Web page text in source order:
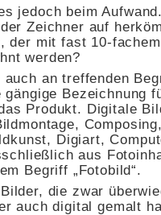
jedoch beim
Zeichner auf
der mit fast 10-
werden?
an treffenden
Bezeichnung
Produkt. Digitale
Digiart,
aus
Begriff „Fotobild“.
die zwar
auch digital gemalt